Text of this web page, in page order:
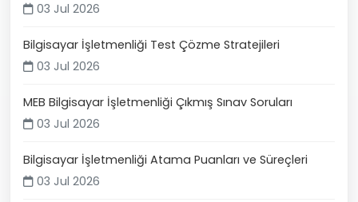
03 Jul 2026
Bilgisayar İşletmenliği Test Çözme Stratejileri
03 Jul 2026
MEB Bilgisayar İşletmenliği Çıkmış Sınav Soruları
03 Jul 2026
Bilgisayar İşletmenliği Atama Puanları ve Süreçleri
03 Jul 2026